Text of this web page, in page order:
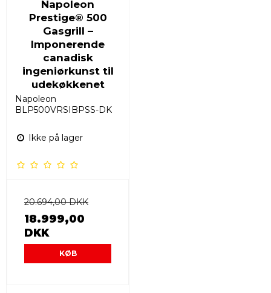
Napoleon
Prestige® 500
Gasgrill –
Imponerende
canadisk
ingeniørkunst til
udekøkkenet
Napoleon
BLP500VRSIBPSS-DK
Ikke på lager
20.694,00 DKK
18.999,00
DKK
KØB